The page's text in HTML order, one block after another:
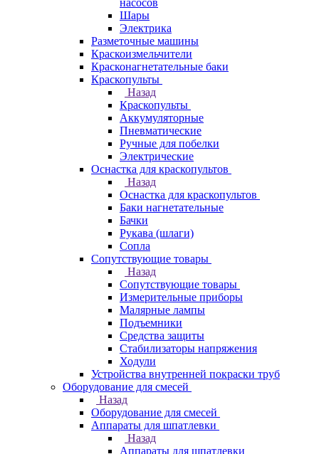
насосов
Шары
Электрика
Разметочные машины
Краскоизмельчители
Красконагнетательные баки
Краскопульты
Назад
Краскопульты
Аккумуляторные
Пневматические
Ручные для побелки
Электрические
Оснастка для краскопультов
Назад
Оснастка для краскопультов
Баки нагнетательные
Бачки
Рукава (шлаги)
Сопла
Сопутствующие товары
Назад
Сопутствующие товары
Измерительные приборы
Малярные лампы
Подъемники
Средства защиты
Стабилизаторы напряжения
Ходули
Устройства внутренней покраски труб
Оборудование для смесей
Назад
Оборудование для смесей
Аппараты для шпатлевки
Назад
Аппараты для шпатлевки